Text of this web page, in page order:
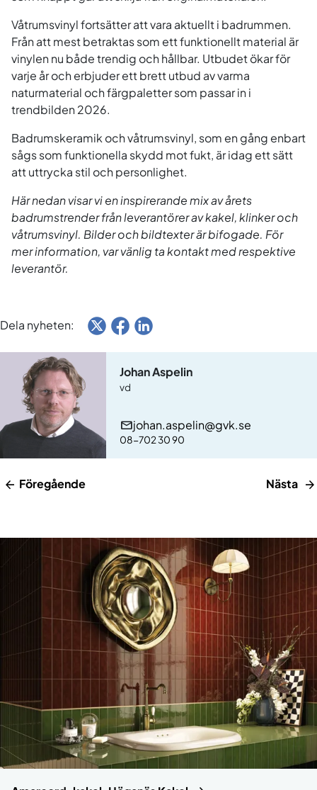
Våtrumsvinyl fortsätter att vara aktuellt i badrummen.
Från att mest betraktas som ett funktionellt material är
vinylen nu både trendig och hållbar. Utbudet ökar för
varje år och erbjuder ett brett utbud av varma
naturmaterial och färgpaletter som passar in i
trendbilden 2026.
Badrumskeramik och våtrumsvinyl, som en gång enbart
sågs som funktionella skydd mot fukt, är idag ett sätt
att uttrycka stil och personlighet.
Här nedan visar vi en inspirerande mix av årets
badrumstrender från leverantörer av kakel, klinker och
våtrumsvinyl. Bilder och bildtexter är bifogade. För
mer information, var vänlig ta kontakt med respektive
leverantör.
Dela nyheten:
Johan Aspelin
vd
johan.aspelin@gvk.se
08-702 30 90
Föregående Nästa